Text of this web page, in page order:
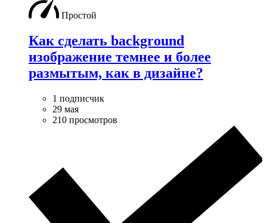
Простой
Как сделать background
изображение темнее и более
размытым, как в дизайне?
1 подписчик
29 мая
210 просмотров